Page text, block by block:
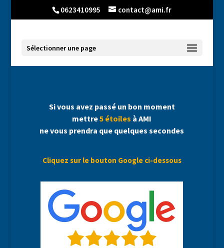
0623410995 contact@ami.fr
Sélectionner une page
Si vous avez passé un bon moment
mettre5 étoiles à AMI
ne vous prendra que quelques secondes
Cliquez sur le bouton Google ci-dessous